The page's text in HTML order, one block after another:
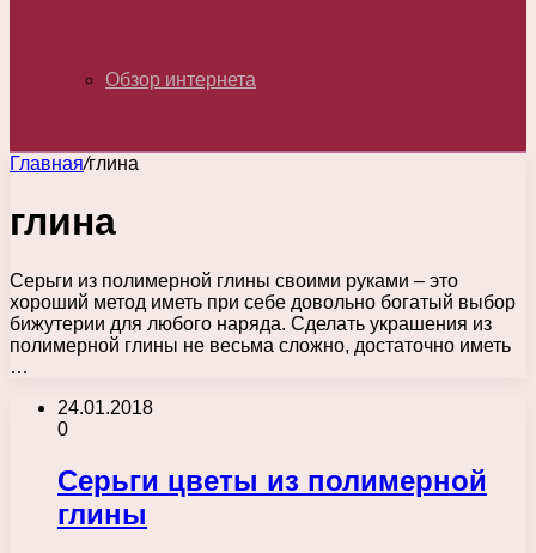
Обзор интернета
Главная/глина
глина
Серьги из полимерной глины своими руками – это
хороший метод иметь при себе довольно богатый выбор
бижутерии для любого наряда. Сделать украшения из
полимерной глины не весьма сложно, достаточно иметь
…
24.01.2018
0
Серьги цветы из полимерной
глины